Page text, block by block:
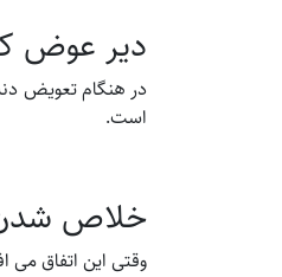
دیر عوض
در هنگام تعویض
است.
خلاص
وقتی این اتفاق می